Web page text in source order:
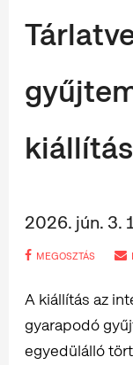
2026. jún. 3.
MEGOSZTÁS
A kiállítás az
gyarapodó
egyedülálló